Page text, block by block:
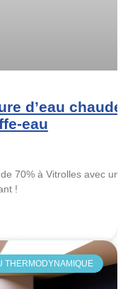
d’eau
eau
70% à Vitrolles avec un
!
THERMODYNAMIQUE